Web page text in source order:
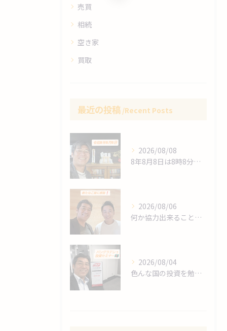
売買
相続
空き家
買取
最近の投稿 Recent Posts
2026/08/08
8年8月8日は8時8分 始動❗
2026/08/06
何か協力出来ることは⁉️
2026/08/04
色んな国の投資を勉強します❗